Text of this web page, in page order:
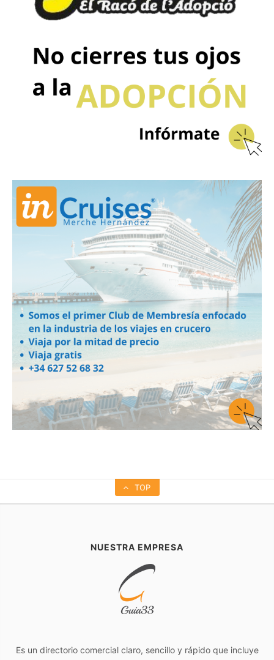
TOP
NUESTRA EMPRESA
Es un directorio comercial claro, sencillo y rápido que incluye